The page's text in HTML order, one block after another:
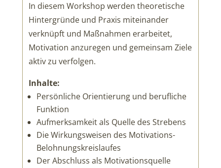
In diesem Workshop werden theoretische
Hintergründe und Praxis miteinander
verknüpft und Maßnahmen erarbeitet,
Motivation anzuregen und gemeinsam Ziele
aktiv zu verfolgen.
Inhalte:
Persönliche Orientierung und berufliche
Funktion
Aufmerksamkeit als Quelle des Strebens
Die Wirkungsweisen des Motivations-
Belohnungskreislaufes
Der Abschluss als Motivationsquelle